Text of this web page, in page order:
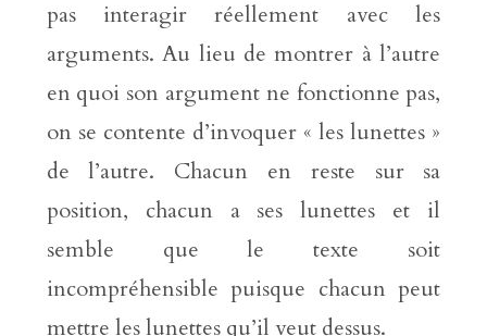
pas interagir réellement avec les
arguments. Au lieu de montrer à l’autre
en quoi son argument ne fonctionne pas,
on se contente d’invoquer « les lunettes »
de l’autre. Chacun en reste sur sa
position, chacun a ses lunettes et il
semble que le texte soit
incompréhensible puisque chacun peut
mettre les lunettes qu’il veut dessus.